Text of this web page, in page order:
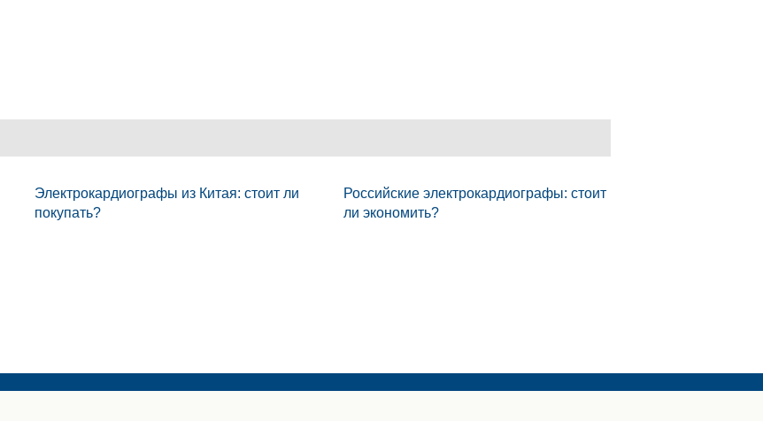
Электрокардиографы из Китая: стоит ли
покупать?
Российские электрокардиографы: стоит
ли экономить?